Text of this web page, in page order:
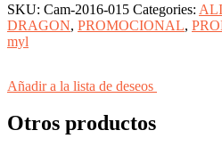
SKU: Cam-2016-015 Categories:
DRAGON, PROMOCIONAL,
myl
Añadir a la lista de deseos
Otros productos